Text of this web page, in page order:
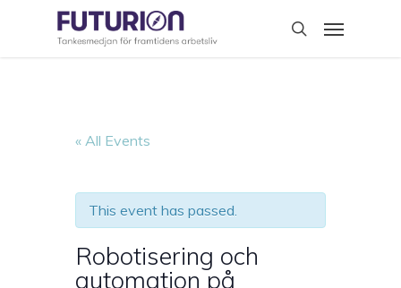
search
Menu
« All Events
This event has passed.
Robotisering och
automation på